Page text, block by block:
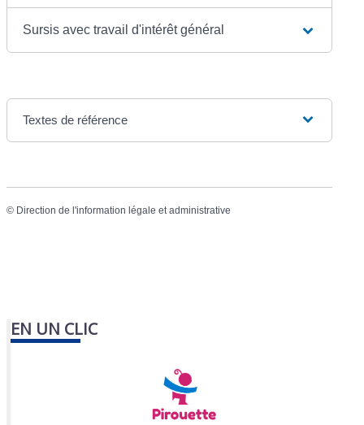
Sursis avec travail d'intérêt général
Textes de référence
© Direction de l'information légale et administrative
EN UN CLIC